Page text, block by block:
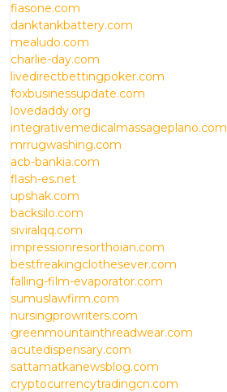
fiasone.com
danktankbattery.com
mealudo.com
charlie-day.com
livedirectbettingpoker.com
foxbusinessupdate.com
lovedaddy.org
integrativemedicalmassageplano.com
mrrugwashing.com
acb-bankia.com
flash-es.net
upshak.com
backsilo.com
siviralqq.com
impressionresorthoian.com
bestfreakingclothesever.com
falling-film-evaporator.com
sumuslawfirm.com
nursingprowriters.com
greenmountainthreadwear.com
acutedispensary.com
sattamatkanewsblog.com
cryptocurrencytradingcn.com